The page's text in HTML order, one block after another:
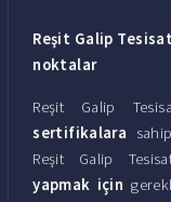
Reşit Galip
noktalar
Reşit Galip
sertifikalara
Reşit Galip
yapmak için